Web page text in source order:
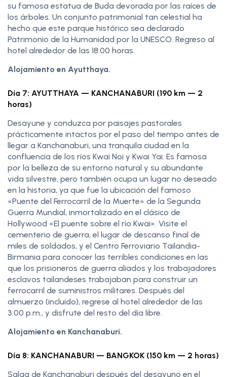
su famosa estatua de Buda devorada por las raíces de
los árboles. Un conjunto patrimonial tan celestial ha
hecho que este parque histórico sea declarado
Patrimonio de la Humanidad por la UNESCO. Regreso al
hotel alrededor de las 18:00 horas.
Alojamiento en Ayutthaya.
Día 7: AYUTTHAYA — KANCHANABURI (190 km — 2
horas)
Desayune y conduzca por paisajes pastorales
prácticamente intactos por el paso del tiempo antes de
llegar a Kanchanaburi, una tranquila ciudad en la
confluencia de los ríos Kwai Noi y Kwai Yai. Es famosa
por la belleza de su entorno natural y su abundante
vida silvestre, pero también ocupa un lugar no deseado
en la historia, ya que fue la ubicación del famoso
«Puente del Ferrocarril de la Muerte» de la Segunda
Guerra Mundial, inmortalizado en el clásico de
Hollywood «El puente sobre el río Kwai». Visite el
cementerio de guerra, el lugar de descanso final de
miles de soldados, y el Centro Ferroviario Tailandia-
Birmania para conocer las terribles condiciones en las
que los prisioneros de guerra aliados y los trabajadores
esclavos tailandeses trabajaban para construir un
ferrocarril de suministros militares. Después del
almuerzo (incluido), regrese al hotel alrededor de las
3:00 p.m., y disfrute del resto del día libre.
Alojamiento en Kanchanaburi.
Día 8: KANCHANABURI — BANGKOK (150 km — 2 horas)
Salga de Kanchanaburi después del desayuno en el